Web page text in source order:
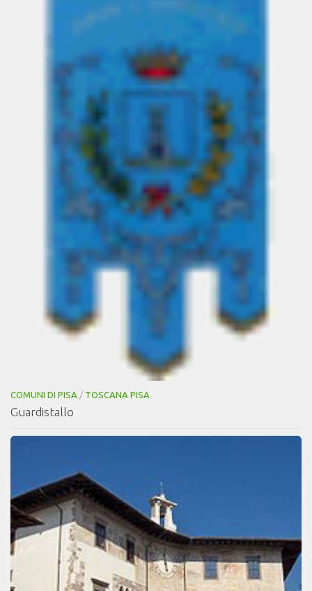
COMUNI DI PISA / TOSCANA PISA
Guardistallo